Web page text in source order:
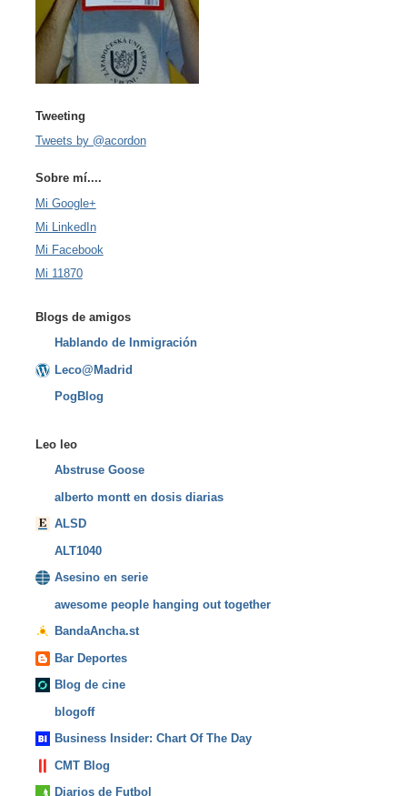
Tweeting
Tweets by @acordon
Sobre mí....
Mi Google+
Mi LinkedIn
Mi Facebook
Mi 11870
Blogs de amigos
Hablando de Inmigración
Leco@Madrid
PogBlog
Leo leo
Abstruse Goose
alberto montt en dosis diarias
ALSD
ALT1040
Asesino en serie
awesome people hanging out together
BandaAncha.st
Bar Deportes
Blog de cine
blogoff
Business Insider: Chart Of The Day
CMT Blog
Diarios de Futbol